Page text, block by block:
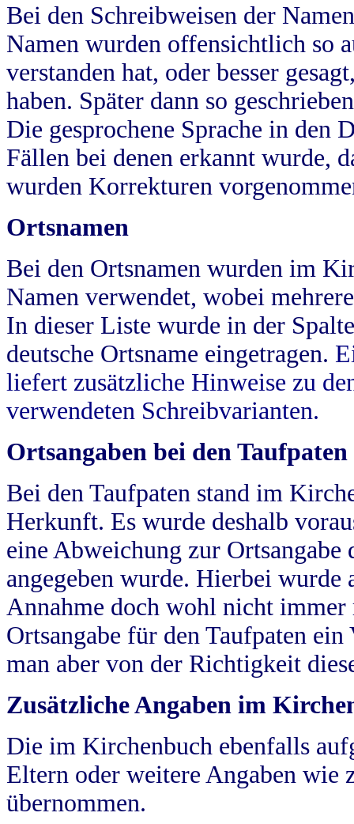
Bei den Schreibweisen der
Namen wurden offensichtlich so
verstanden hat, oder besser
haben. Später dann so
Die gesprochene Sprache in
Fällen bei denen erkannt wurde,
wurden Korrekturen
Ortsnamen
Bei den Ortsnamen wurden im
Namen verwendet, wobei
In dieser Liste wurde in der
deutsche Ortsname eingetragen.
liefert zusätzliche Hinweise zu
verwendeten Schreibvarianten.
Ortsangaben bei den Taufpaten
Bei den Taufpaten stand im
Herkunft. Es wurde deshalb
eine Abweichung zur
angegeben wurde. Hierbei wurde
Annahme doch wohl nicht
Ortsangabe für den Taufpaten
man aber von der Richtigkeit
Zusätzliche Angaben im
Die im Kirchenbuch ebenfalls
Eltern oder weitere Angaben wie
übernommen.